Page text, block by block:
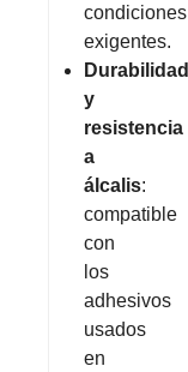
condiciones
exigentes.
Durabilidad
y
resistencia
a
álcalis:
compatible
con
los
adhesivos
usados
en